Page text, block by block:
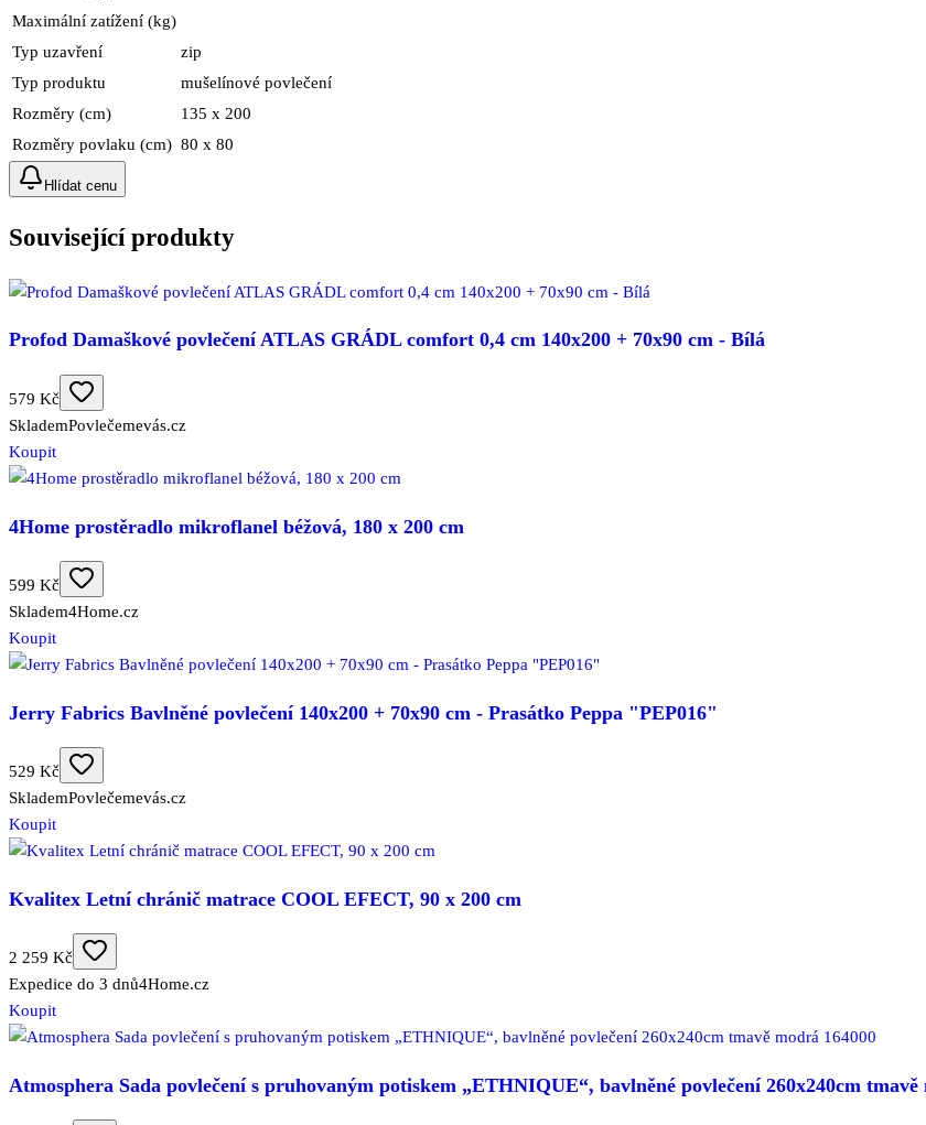
Maximální zatížení (kg)
Typ uzavření
zip
Typ produktu
mušelínové povlečení
Rozměry (cm)
135 x 200
Rozměry povlaku (cm) 80 x 80
Hlídat cenu
Související produkty
Profod Damaškové povlečení ATLAS GRÁDL comfort 0,4 cm 140x200 + 70x90 cm - Bílá
579 Kč
SklademPovlečemevás.cz
Koupit
4Home prostěradlo mikroflanel béžová, 180 x 200 cm
599 Kč
Skladem4Home.cz
Koupit
Jerry Fabrics Bavlněné povlečení 140x200 + 70x90 cm - Prasátko Peppa "PEP016"
529 Kč
SklademPovlečemevás.cz
Koupit
Kvalitex Letní chránič matrace COOL EFECT, 90 x 200 cm
2 259 Kč
Expedice do 3 dnů4Home.cz
Koupit
Atmosphera Sada povlečení s pruhovaným potiskem „ETHNIQUE“, bavlněné povlečení 260x240cm tmavě